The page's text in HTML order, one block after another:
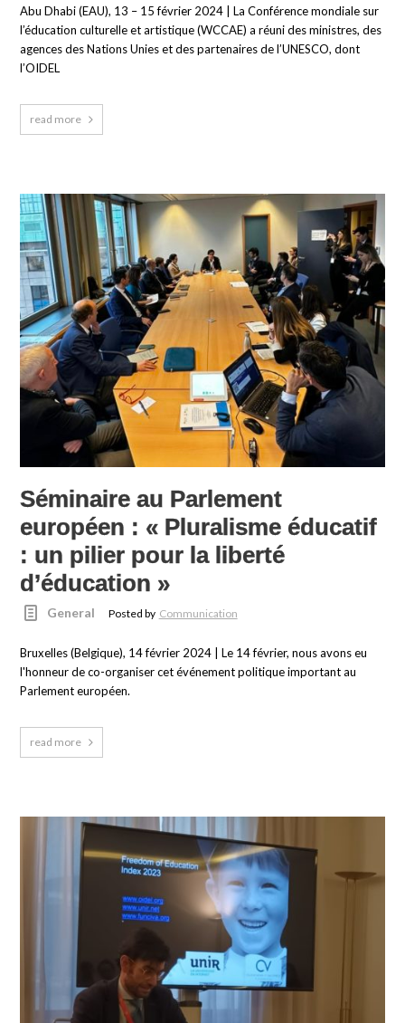
Abu Dhabi (EAU), 13 – 15 février 2024 | La Conférence mondiale sur
l’éducation culturelle et artistique (WCCAE) a réuni des ministres, des
agences des Nations Unies et des partenaires de l’UNESCO, dont
l’OIDEL
read more
Séminaire au Parlement
européen : « Pluralisme éducatif
: un pilier pour la liberté
d’éducation »
General Posted by Communication
Bruxelles (Belgique), 14 février 2024 | Le 14 février, nous avons eu
l'honneur de co-organiser cet événement politique important au
Parlement européen.
read more